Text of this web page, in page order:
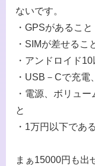
ないです。
・GPSがあること
・SIMが差せるこ
・アンドロイド
・USB－Cで充電
・電源、ボリュ
と
・1万円以下であ
まぁ15000円も出